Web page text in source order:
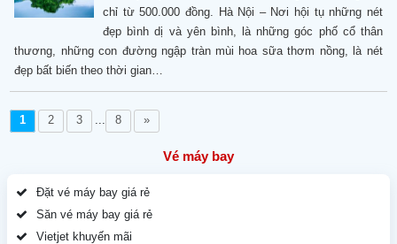
chỉ từ 500.000 đồng. Hà Nội – Nơi hội tụ những nét
đẹp bình dị và yên bình, là những góc phố cổ thân
thương, những con đường ngập tràn mùi hoa sữa thơm nồng, là nét
đẹp bất biến theo thời gian…
1 2 3 ... 8 »
Vé máy bay
Đặt vé máy bay giá rẻ
Săn vé máy bay giá rẻ
Vietjet khuyến mãi